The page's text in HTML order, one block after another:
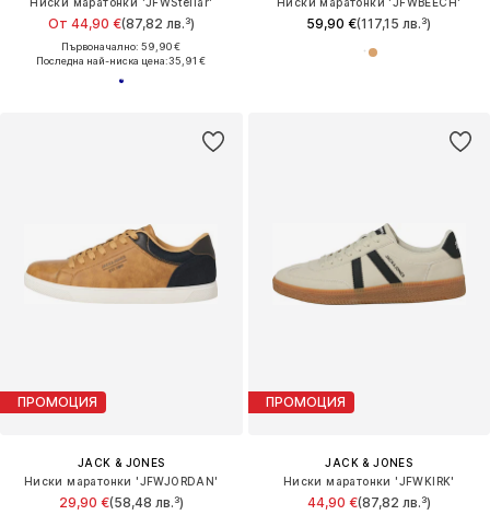
От 44,90 €(87,82 лв.³)
Първоначално: 59,90 €
Последна най-ниска цена:35,91 €
59,90 €(117,15 лв.³)
ПРОМОЦИЯ
JACK & JONES
Ниски маратонки 'JFWJORDAN'
29,90 €(58,48 лв.³)
ПРОМОЦИЯ
JACK & JONES
Ниски маратонки 'JFWKIRK'
44,90 €(87,82 лв.³)